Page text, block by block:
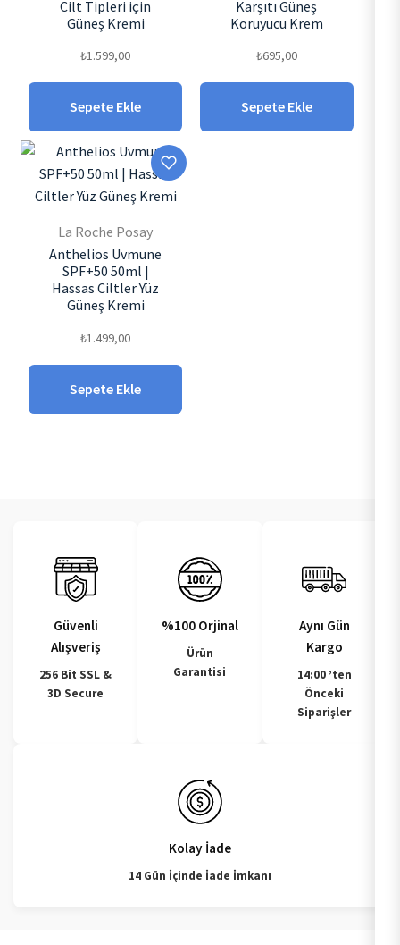
Cilt Tipleri için
Güneş Kremi
₺1.599,00
Sepete Ekle
Karşıtı Güneş
Koruyucu Krem
₺695,00
Sepete Ekle
La Roche Posay
Anthelios Uvmune
SPF+50 50ml |
Hassas Ciltler Yüz
Güneş Kremi
₺1.499,00
Sepete Ekle
Güvenli
Alışveriş
256 Bit SSL &
3D Secure
%100 Orjinal
Ürün
Garantisi
Aynı Gün
Kargo
14:00 ’ten
Önceki
Siparişler
Kolay İade
14 Gün İçinde İade İmkanı